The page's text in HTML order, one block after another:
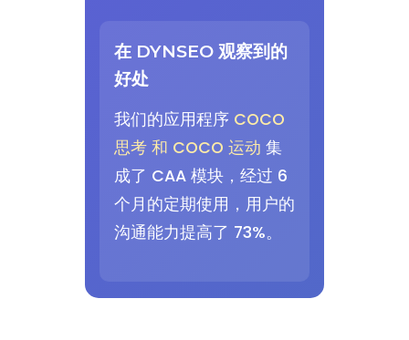
在 DYNSEO 观察到的
好处
我们的应用程序 COCO
思考 和 COCO 运动 集
成了 CAA 模块，经过 6
个月的定期使用，用户的
沟通能力提高了 73%。